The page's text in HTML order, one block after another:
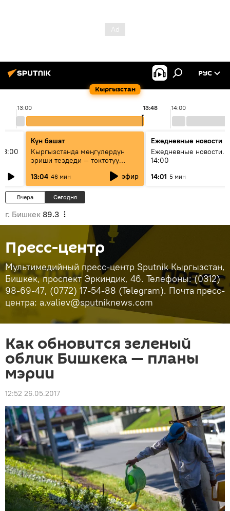
Кыргызстан
РУС
13:00 14:00
13:48
Күн башат
Кыргызстанда мөңгүлөрдүн
эриши тездеди — токтотуу
13:04 46 мин эфир
Ежедневные новости
Ежедневные новости.
14:00
14:01 5 мин
Вчера Сегодня
г. Бишкек 89.3
Пресс-центр
Мультимедийный пресс-центр Sputnik Кыргызстан,
Бишкек, проспект Эркиндик, 46. Телефоны: (0312)
98-69-47, (0772) 17-54-88 (Telegram). Почта пресс-
центра: a.valiev@sputniknews.com
Как обновится зеленый
облик Бишкека — планы
мэрии
12:52 26.05.2017